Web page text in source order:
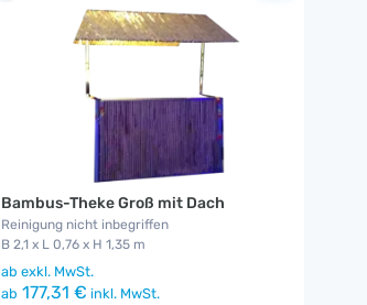
Bambus-Theke Groß mit Dach
Reinigung nicht inbegriffen
B 2,1 x L 0,76 x H 1,35 m
ab exkl. MwSt.
ab 177,31 € inkl. MwSt.